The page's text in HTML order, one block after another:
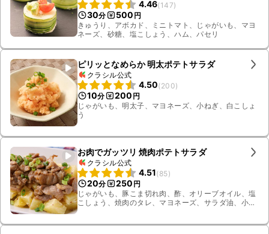
4.46(147)
30分 500 円
きゅうり、アボカド、ミニトマト、じゃがいも、マヨ
ネーズ、砂糖、塩こしょう、ハム、パセリ
ピリッとなめらか 明太ポテトサラダ
クラシル公式
4.50(200)
10分 200 円
じゃがいも、明太子、マヨネーズ、小ねぎ、白こしょ
う
お肉でガッツリ 焼肉ポテトサラダ
クラシル公式
4.51(85)
20分 250 円
じゃがいも、豚こま切れ肉、酢、オリーブオイル、塩
こしょう、焼肉のタレ、マヨネーズ、サラダ油、小ね